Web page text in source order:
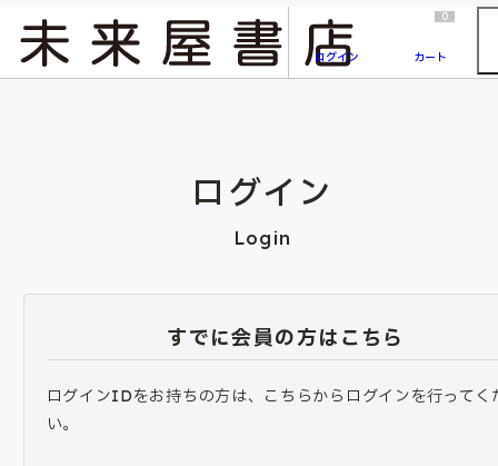
『ONE PIECE magazine 021 ONE PIECEカード付き同梱版』発売延期のご案内
ログイン
0
カート
ログイン
Login
すでに会員の方はこちら
ログインIDをお持ちの方は、こちらからログインを行ってく
い。